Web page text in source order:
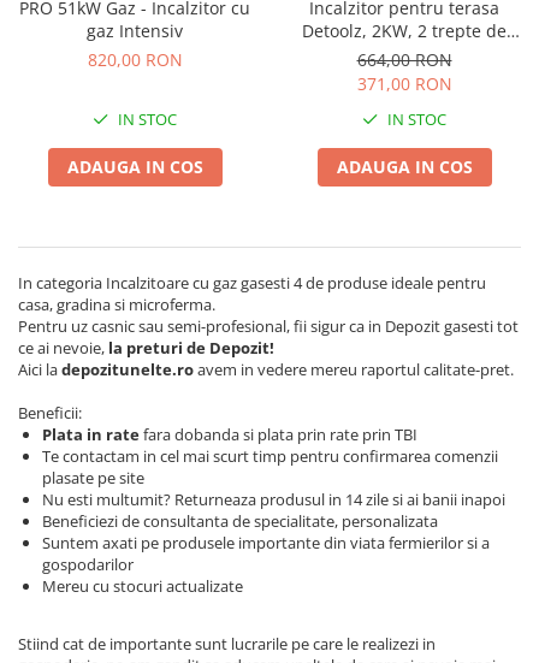
Semanatori
Aparat spalat cu presiune
Batoze porumb
Bricolaj
Casa si Gradina
Echipamente pentru atelier
Grill-uri si gratare
Lopeti pentru zapada
Unelte pentru gradina
Drujbe
Accesorii drujbe
Drujbe cu acumulator
Drujbe electrice
Drujbe pe benzina
Echipamente ferma
Freze pentru zapada
Chiuvete
Aeroterme industriale
Aparate de aer conditionat
Masini de cusut saci
Masini de frezat
Diverse scule de mana
Scripeti si macarale
Scule multifuncționale
Topoare
Aparate de sudura
Accesorii aparate sudura
Aparate de sudura cu plasma
Invertoare sudura - IGBT / MMA
Aspiratoare
Compresoare aer
PRO 51kW Gaz - Incalzitor cu
gaz Intensiv
820,00 RON
IN STOC
ADAUGA IN COS
Incalzitor pentru terasa
Detoolz, 2KW, 2 trepte de
putere, inaltime ajustabila
pana la 2.1m, cu functie anti-
inclinare
664,00 RON
371,00 RON
IN STOC
ADAUGA IN COS
In categoria Incalzitoare cu gaz gasesti 4 de produse ideale pentru
casa, gradina si microferma.
Pentru uz casnic sau semi-profesional, fii sigur ca in Depozit gasesti tot
ce ai nevoie, la preturi de Depozit!
Aici ladepozitunelte.roavem in vedere mereu raportul calitate-pret.
Beneficii:
Plata in ratefara dobanda si plata prin rate prin TBI
Te contactam in cel mai scurt timp pentru confirmarea comenzii
plasate pe site
Nu esti multumit? Returneaza produsul in 14 zile si ai banii inapoi
Beneficiezi de consultanta de specialitate, personalizata
Suntem axati pe produsele importante din viata fermierilor si a
gospodarilor
Mereu cu stocuri actualizate
Stiind cat de importante sunt lucrarile pe care le realizezi in